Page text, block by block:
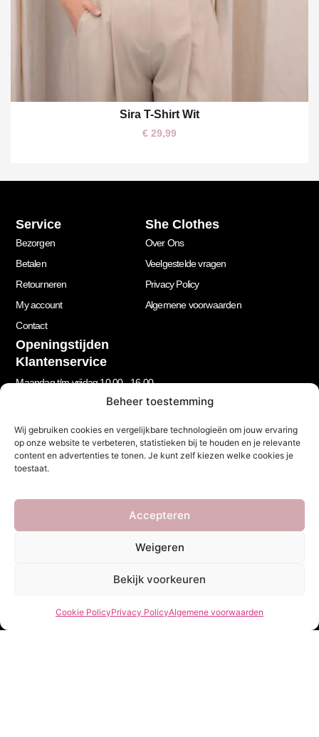
Beheer toestemming
Wij gebruiken cookies en vergelijkbare technologieën om jouw ervaring
op onze website te verbeteren, statistieken bij te houden en je relevante
content en advertenties te tonen. Je kunt zelf kiezen welke cookies je
toestaat.
Accepteren
Weigeren
Bekijk voorkeuren
Cookie PolicyPrivacy PolicyAlgemene voorwaarden
One size
Sira T-Shirt Wit
€ 29,99
Service
Bezorgen
Betalen
Retourneren
My account
Contact
She Clothes
Over Ons
Veelgestelde vragen
Privacy Policy
Algemene voorwaarden
Openingstijden
Klantenservice
Maandag t/m vrijdag 10.00 - 16.00
Nieuwsbrief
Let’s stay in touch!
Schrijf je in voor onze nieuwsbrief!
Newsletter